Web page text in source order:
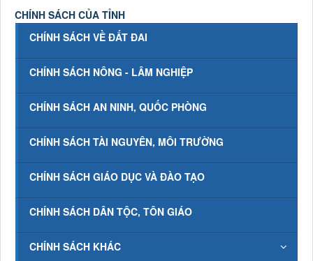
CHÍNH SÁCH CỦA TỈNH
CHÍNH SÁCH VỀ ĐẤT ĐAI
CHÍNH SÁCH NÔNG - LÂM NGHIỆP
CHÍNH SÁCH AN NINH, QUỐC PHÒNG
CHÍNH SÁCH TÀI NGUYÊN, MÔI TRƯỜNG
CHÍNH SÁCH GIÁO DỤC VÀ ĐÀO TẠO
CHÍNH SÁCH DÂN TỘC, TÔN GIÁO
CHÍNH SÁCH KHÁC